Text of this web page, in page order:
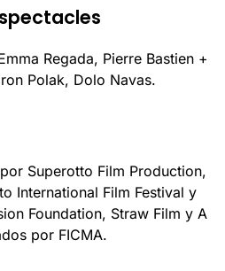
Regada, Pierre Bastien +
Polak, Dolo Navas.
Superotto Film Production,
International Film Festival y
Foundation, Straw Film y A
por FICMA.